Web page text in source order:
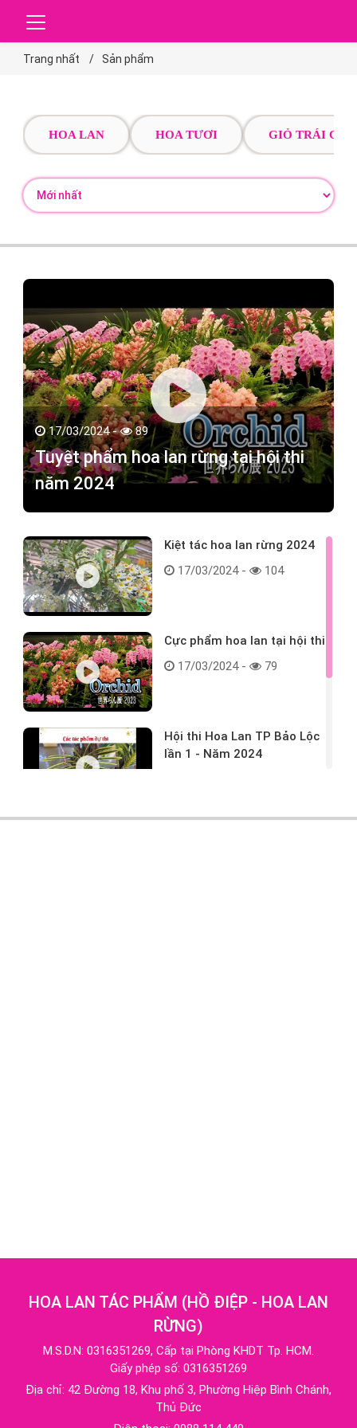
Trang nhất Sản phẩm
HOA LAN HOA TƯƠI GIỎ TRÁI CÂY
17/03/2024 - 89
Tuyệt phẩm hoa lan rừng tại hội thi
năm 2024
Kiệt tác hoa lan rừng 2024
17/03/2024 -
104
Cực phẩm hoa lan tại hội thi
17/03/2024 -
79
Hội thi Hoa Lan TP Bảo Lộc
lần 1 - Năm 2024
HOA LAN TÁC PHẨM (HỒ ĐIỆP - HOA LAN
RỪNG)
M.S.D.N: 0316351269, Cấp tại Phòng KHDT Tp. HCM.
Giấy phép số: 0316351269
Địa chỉ: 42 Đường 18, Khu phố 3, Phường Hiệp Bình Chánh,
Thủ Đức